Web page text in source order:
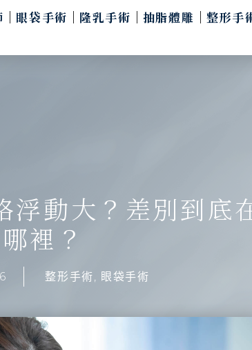
眼袋手術 隆乳手術 抽脂體雕 整形手
浮動大？差別到底
哪裡？
整形手術 眼袋手術